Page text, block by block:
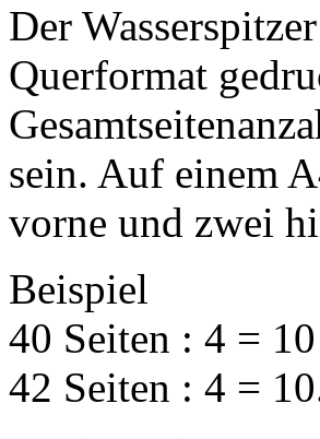
Der
Querformat
sein. Auf einem
vorne und zwei
Beispiel
40 Seiten : 4 =
42 Seiten : 4 =